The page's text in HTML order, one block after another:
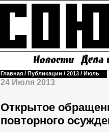
Главная / Публикации / 2013 / Июль
24 Июля 2013
Открытое
повторного